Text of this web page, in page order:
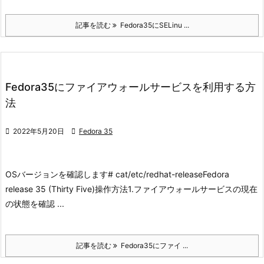
記事を読む Fedora35にSELinu ...
Fedora35にファイアウォールサービスを利用する方
法
 2022年5月20日  Fedora 35
OSバージョンを確認します# cat/etc/redhat-releaseFedora
release 35 (Thirty Five)操作方法1.ファイアウォールサービスの現在
の状態を確認 ...
記事を読む Fedora35にファイ ...